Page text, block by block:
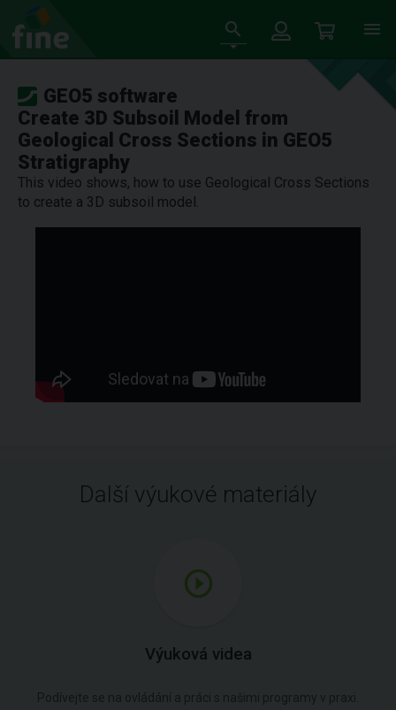
GEO5 software
Create 3D Subsoil Model from
Geological Cross Sections in GEO5
Stratigraphy
This video shows, how to use Geological Cross Sections
to create a 3D subsoil model.
Další výukové materiály
Výuková videa
Podívejte se na ovládání a práci s našimi programy v praxi.